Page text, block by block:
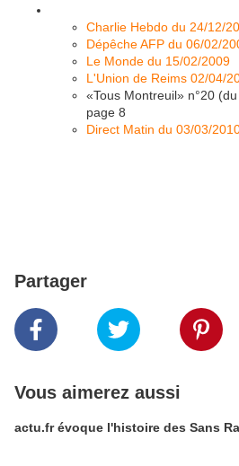
Charlie Hebdo du 24/12/
Dépêche AFP du 06/02/
Le Monde du 15/02/2009
L'Union de Reims 02/04/
«Tous Montreuil» n°20
page 8
Direct Matin du 03/03/
Partager
Vous aimerez aussi
actu.fr évoque l'histoire des